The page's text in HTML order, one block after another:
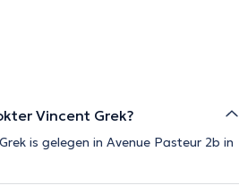
Vincent Grek?
is gelegen in Avenue Pasteur 2b in